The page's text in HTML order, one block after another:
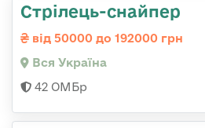
Стрілець-снайпер
від 50000 до 192000 грн
Вся Україна
42 ОМБр